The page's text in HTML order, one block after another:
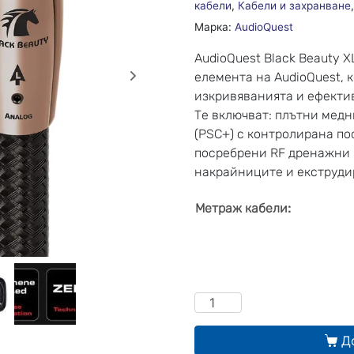
кабели, Кабели и захранване
Марка: AudioQuest
AudioQuest Black Beauty
елемента на AudioQuest,
изкривяванията и
Те включват: плътни
(PSC+) с контролирана
посребрени RF
накрайниците и
Метраж кабели: